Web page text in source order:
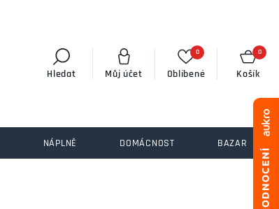
Hledat Můj účet
0
Oblíbené
0
Košík
NÁPLNĚ DOMÁCNOST BAZAR